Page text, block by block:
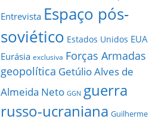
Entrevista Espaço pós-
soviético Estados Unidos EUA
Eurásia exclusiva Forças Armadas
geopolítica Getúlio Alves de
Almeida Neto GGN guerra
russo-ucraniana Guilherme